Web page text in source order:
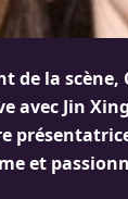
de la
avec Jin
et